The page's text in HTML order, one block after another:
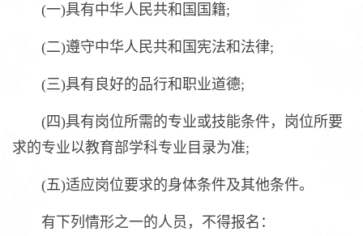
(一)具有中华人民共和国国籍;
(二)遵守中华人民共和国宪法和法律;
(三)具有良好的品行和职业道德;
(四)具有岗位所需的专业或技能条件，岗位所要
求的专业以教育部学科专业目录为准;
(五)适应岗位要求的身体条件及其他条件。
有下列情形之一的人员，不得报名：